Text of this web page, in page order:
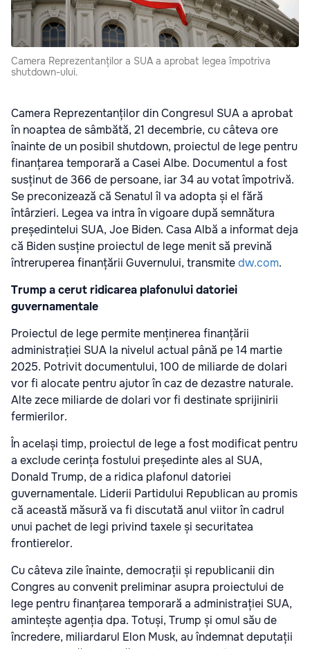
Camera Reprezentanților a SUA a aprobat legea împotriva
shutdown-ului.
Camera Reprezentanților din Congresul SUA a aprobat
în noaptea de sâmbătă, 21 decembrie, cu câteva ore
înainte de un posibil shutdown, proiectul de lege pentru
finanțarea temporară a Casei Albe. Documentul a fost
susținut de 366 de persoane, iar 34 au votat împotrivă.
Se preconizează că Senatul îl va adopta și el fără
întârzieri. Legea va intra în vigoare după semnătura
președintelui SUA, Joe Biden. Casa Albă a informat deja
că Biden susține proiectul de lege menit să prevină
întreruperea finanțării Guvernului, transmitedw.com.
Trump a cerut ridicarea plafonului datoriei
guvernamentale
Proiectul de lege permite menținerea finanțării
administrației SUA la nivelul actual până pe 14 martie
2025. Potrivit documentului, 100 de miliarde de dolari
vor fi alocate pentru ajutor în caz de dezastre naturale.
Alte zece miliarde de dolari vor fi destinate sprijinirii
fermierilor.
În același timp, proiectul de lege a fost modificat pentru
a exclude cerința fostului președinte ales al SUA,
Donald Trump, de a ridica plafonul datoriei
guvernamentale. Liderii Partidului Republican au promis
că această măsură va fi discutată anul viitor în cadrul
unui pachet de legi privind taxele și securitatea
frontierelor.
Cu câteva zile înainte, democrații și republicanii din
Congres au convenit preliminar asupra proiectului de
lege pentru finanțarea temporară a administrației SUA,
amintește agenția dpa. Totuși, Trump și omul său de
încredere, miliardarul Elon Musk, au îndemnat deputații